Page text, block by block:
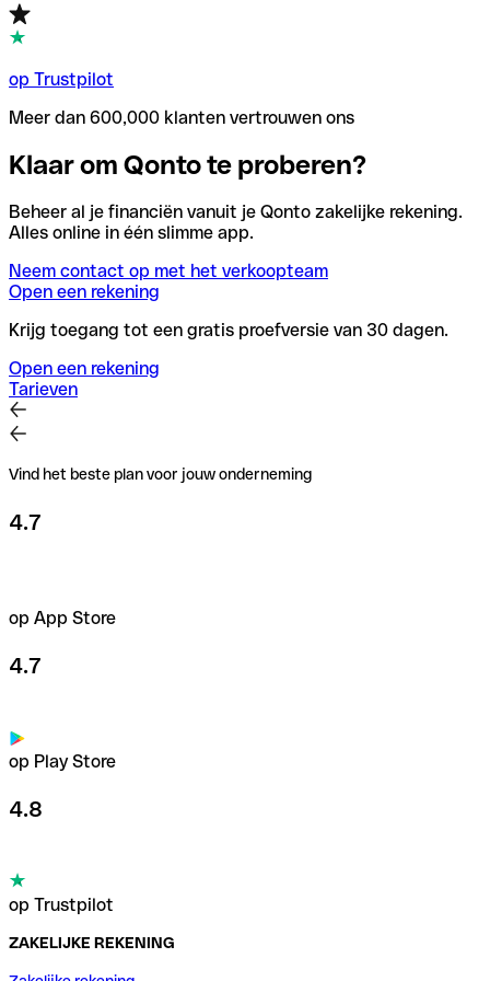
op Trustpilot
Meer dan 600,000 klanten vertrouwen ons
Klaar om Qonto te proberen?
Beheer al je financiën vanuit je Qonto zakelijke rekening.
Alles online in één slimme app.
Neem contact op met het verkoopteam
Open een rekening
Krijg toegang tot een gratis proefversie van 30 dagen.
Open een rekening
Tarieven
Vind het beste plan voor jouw onderneming
4.7
op App Store
4.7
op Play Store
4.8
op Trustpilot
ZAKELIJKE REKENING